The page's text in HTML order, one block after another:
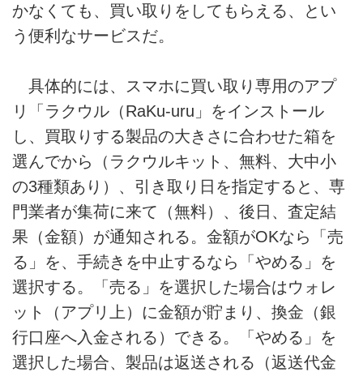
かなくても、買い取りをしてもらえる、とい
う便利なサービスだ。
具体的には、スマホに買い取り専用のアプ
リ「ラクウル（RaKu-uru」をインストール
し、買取りする製品の大きさに合わせた箱を
選んでから（ラクウルキット、無料、大中小
の3種類あり）、引き取り日を指定すると、専
門業者が集荷に来て（無料）、後日、査定結
果（金額）が通知される。金額がOKなら「売
る」を、手続きを中止するなら「やめる」を
選択する。「売る」を選択した場合はウォレ
ット（アプリ上）に金額が貯まり、換金（銀
行口座へ入金される）できる。「やめる」を
選択した場合、製品は返送される（返送代金